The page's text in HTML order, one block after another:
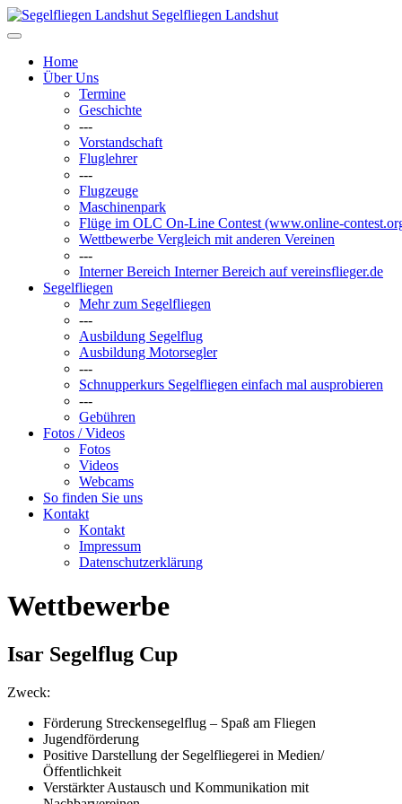
Segelfliegen Landshut
Home
Über Uns
Termine
Geschichte
---
Vorstandschaft
Fluglehrer
---
Flugzeuge
Maschinenpark
Flüge im OLC On-Line Contest (www.online-
Wettbewerbe Vergleich mit anderen Vereinen
---
Interner Bereich Interner Bereich auf vereinsflieger.de
Segelfliegen
Mehr zum Segelfliegen
---
Ausbildung Segelflug
Ausbildung Motorsegler
---
Schnupperkurs Segelfliegen einfach mal ausprobieren
---
Gebühren
Fotos / Videos
Fotos
Videos
Webcams
So finden Sie uns
Kontakt
Kontakt
Impressum
Datenschutzerklärung
Wettbewerbe
Isar Segelflug Cup
Zweck:
Förderung Streckensegelflug – Spaß am Fliegen
Jugendförderung
Positive Darstellung der Segelfliegerei in Medien/
Öffentlichkeit
Verstärkter Austausch und Kommunikation mit